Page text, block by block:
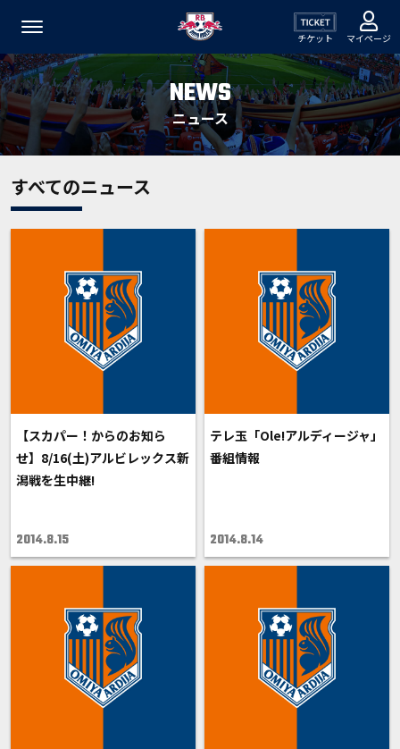
チケット マイページ
NEWS
ニュース
すべてのニュース
【スカパー！からのお知ら
せ】8/16(土)アルビレックス新
潟戦を生中継!
2014.8.15
テレ玉「Ole!アルディージャ」
番組情報
2014.8.14